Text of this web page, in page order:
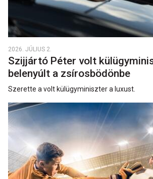
2026. JÚLIUS 2.
Szijjártó Péter volt
belenyúlt a zsírosbödönbe
Szerette a volt külügyminiszter a luxust.